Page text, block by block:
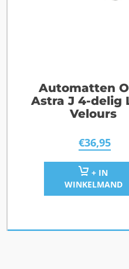
Automatten
Astra J 4-delig
Velours
€36,95
+ IN
WINKELMAND